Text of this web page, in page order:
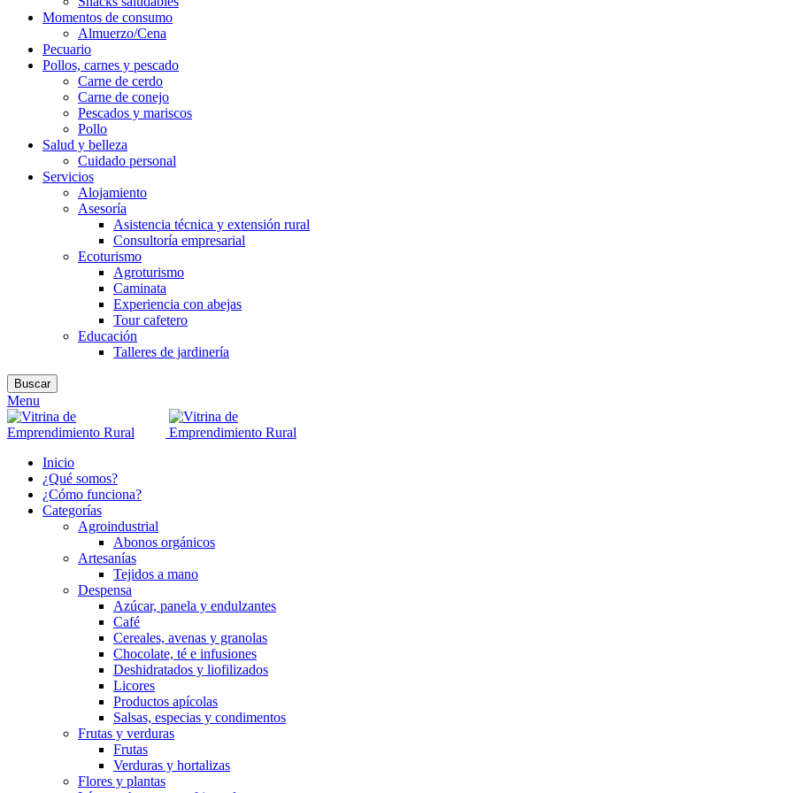
Momentos de consumo
Almuerzo/Cena
Pecuario
Pollos, carnes y pescado
Carne de cerdo
Carne de conejo
Pescados y mariscos
Pollo
Salud y belleza
Cuidado personal
Servicios
Alojamiento
Asesoría
Asistencia técnica y extensión rural
Consultoría empresarial
Ecoturismo
Agroturismo
Caminata
Experiencia con abejas
Tour cafetero
Educación
Talleres de jardinería
Buscar
Menu
Inicio
¿Qué somos?
¿Cómo funciona?
Categorías
Agroindustrial
Abonos orgánicos
Artesanías
Tejidos a mano
Despensa
Azúcar, panela y endulzantes
Café
Cereales, avenas y granolas
Chocolate, té e infusiones
Deshidratados y liofilizados
Licores
Productos apícolas
Salsas, especias y condimentos
Frutas y verduras
Frutas
Verduras y hortalizas
Flores y plantas